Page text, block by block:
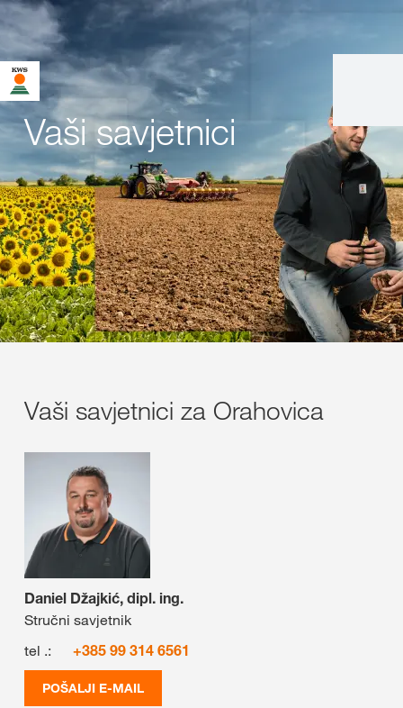
Vaši savjetnici
Vaši savjetnici za Orahovica
Daniel Džajkić, dipl. ing.
Stručni savjetnik
tel .:
+385 99 314 6561
POŠALJI E-MAIL